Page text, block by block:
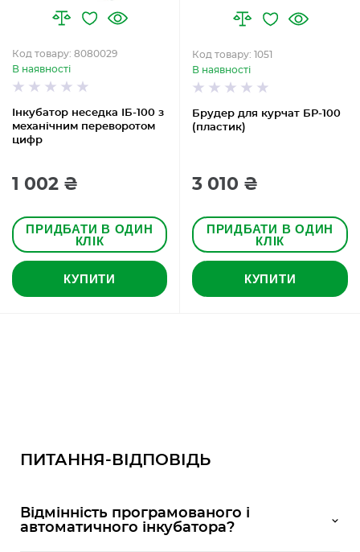
Інкубатор неседка ІБ-100 з
механічним переворотом
цифр
Код товару: 8080029
В наявності
1 002 ₴
ПРИДБАТИ В ОДИН
КЛІК
КУПИТИ
Брудер для курчат БР-100
(пластик)
Код товару: 1051
В наявності
3 010 ₴
ПРИДБАТИ В ОДИН
КЛІК
КУПИТИ
ПИТАННЯ-ВІДПОВІДЬ
Відмінність програмованого і
автоматичного інкубатора?